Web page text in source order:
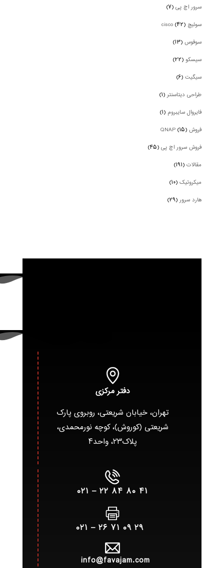
سرور اچ پی(۷)
سوئیچ cisco (۴۲)
سوفوس(۱۳)
سیسکو(۲۲)
سیگیت(۶)
طراحی دیتاسنتر(۱)
فایروال سایبروم (۱)
فروش QNAP (۱۵)
فروش سرور اچ پی(۴۵)
مقالات(۱۹۱)
میکروتیک(۱۰)
هارد سرور(۲۹)
دفتر مرکزی
تهران، خیابان شریعتی، روبروی پارک
شریعتی (کوروش)، کوچه نورمحمدی،
پلاک۲۳، واحد۴
۴۱ ۸۰ ۸۴ ۲۲ – ۰۲۱
۲۹ ۰۹ ۷۱ ۲۶ – ۰۲۱
info@favajam.com